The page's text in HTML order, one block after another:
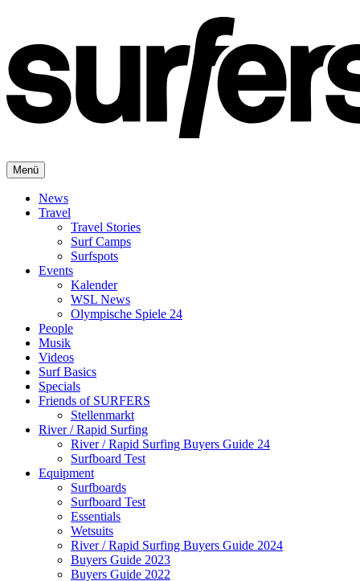
Menü
News
Travel
Travel Stories
Surf Camps
Surfspots
Events
Kalender
WSL News
Olympische Spiele 24
People
Musik
Videos
Surf Basics
Specials
Friends of SURFERS
Stellenmarkt
River / Rapid Surfing
River / Rapid Surfing Buyers Guide 24
Surfboard Test
Equipment
Surfboards
Surfboard Test
Essentials
Wetsuits
River / Rapid Surfing Buyers Guide 2024
Buyers Guide 2023
Buyers Guide 2022